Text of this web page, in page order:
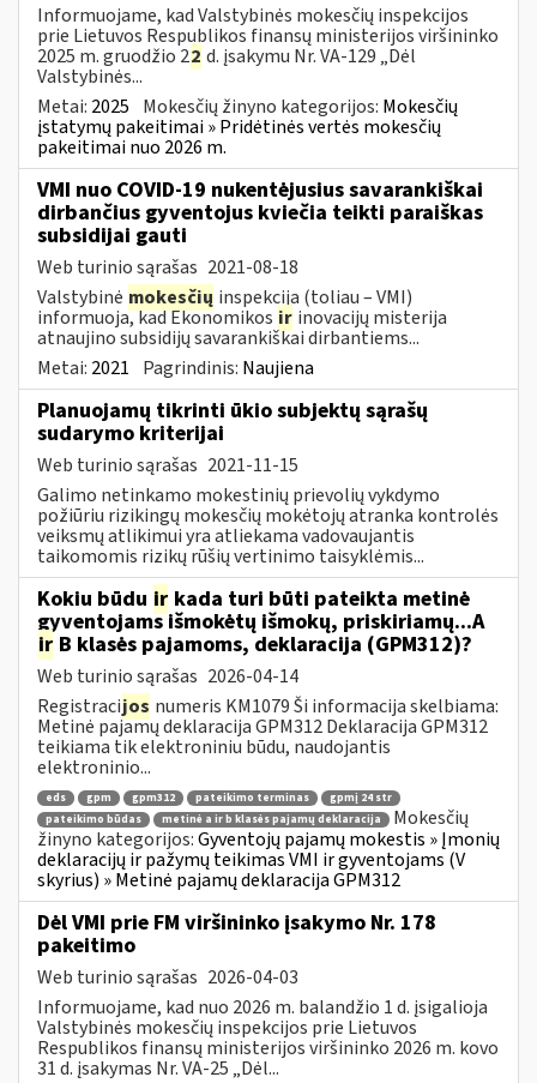
Informuojame, kad Valstybinės mokesčių inspekcijos
prie Lietuvos Respublikos finansų ministerijos viršininko
2025 m. gruodžio 22 d. įsakymu Nr. VA-129 „Dėl
Valstybinės...
Metai: 2025 Mokesčių žinyno kategorijos: Mokesčių
įstatymų pakeitimai » Pridėtinės vertės mokesčių
pakeitimai nuo 2026 m.
VMI nuo COVID-19 nukentėjusius savarankiškai
dirbančius gyventojus kviečia teikti paraiškas
subsidijai gauti
Web turinio sąrašas 2021-08-18
Valstybinė mokesčių inspekcija (toliau – VMI)
informuoja, kad Ekonomikos ir inovacijų misterija
atnaujino subsidijų savarankiškai dirbantiems...
Metai: 2021 Pagrindinis: Naujiena
Planuojamų tikrinti ūkio subjektų sąrašų
sudarymo kriterijai
Web turinio sąrašas 2021-11-15
Galimo netinkamo mokestinių prievolių vykdymo
požiūriu rizikingų mokesčių mokėtojų atranka kontrolės
veiksmų atlikimui yra atliekama vadovaujantis
taikomomis rizikų rūšių vertinimo taisyklėmis...
Kokiu būdu ir kada turi būti pateikta metinė
gyventojams išmokėtų išmokų, priskiriamų...A
ir B klasės pajamoms, deklaracija (GPM312)?
Web turinio sąrašas 2026-04-14
Registracijos numeris KM1079 Ši informacija skelbiama:
Metinė pajamų deklaracija GPM312 Deklaracija GPM312
teikiama tik elektroniniu būdu, naudojantis
elektroninio...
eds gpm gpm312 pateikimo terminas
gpmį 24 str
pateikimo būdas
metinė a ir b klasės pajamų deklaracija
Mokesčių
žinyno kategorijos:Gyventojų pajamų mokestis » Įmonių
deklaracijų ir pažymų teikimas VMI ir gyventojams (V
skyrius) » Metinė pajamų deklaracija GPM312
Dėl VMI prie FM viršininko įsakymo Nr. 178
pakeitimo
Web turinio sąrašas 2026-04-03
Informuojame, kad nuo 2026 m. balandžio 1 d. įsigalioja
Valstybinės mokesčių inspekcijos prie Lietuvos
Respublikos finansų ministerijos viršininko 2026 m. kovo
31 d. įsakymas Nr. VA-25 „Dėl...